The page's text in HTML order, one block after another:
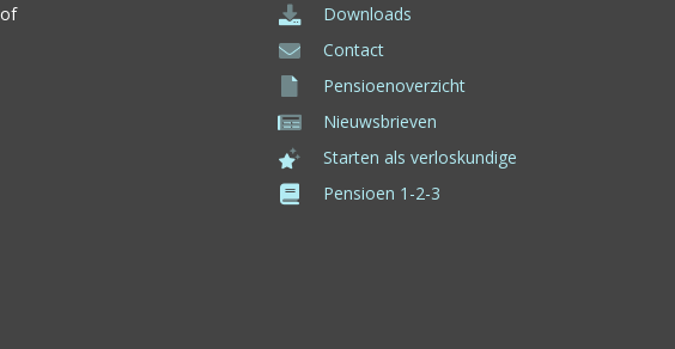
of
Downloads
Contact
Pensioenoverzicht
Nieuwsbrieven
Starten als verloskundige
Pensioen 1-2-3